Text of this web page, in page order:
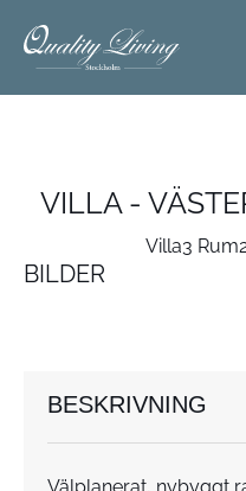
VILLA -
Villa3 Rum
BILDER
BESKRIVNING